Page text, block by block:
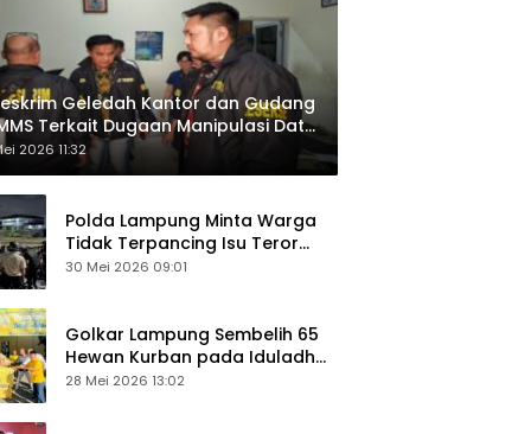
Geledah Kantor dan Gudang
Terkait Dugaan Manipulasi Data
Sawit
2026 11:32
Polda Lampung Minta Warga
Tidak Terpancing Isu Teror
Pocong Palsu, Patroli
30 Mei 2026 09:01
Golkar Lampung Sembelih 65
Hewan Kurban pada Iduladha
1447 Hijriah
28 Mei 2026 13:02